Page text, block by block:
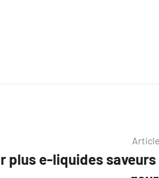
plus e-liquides